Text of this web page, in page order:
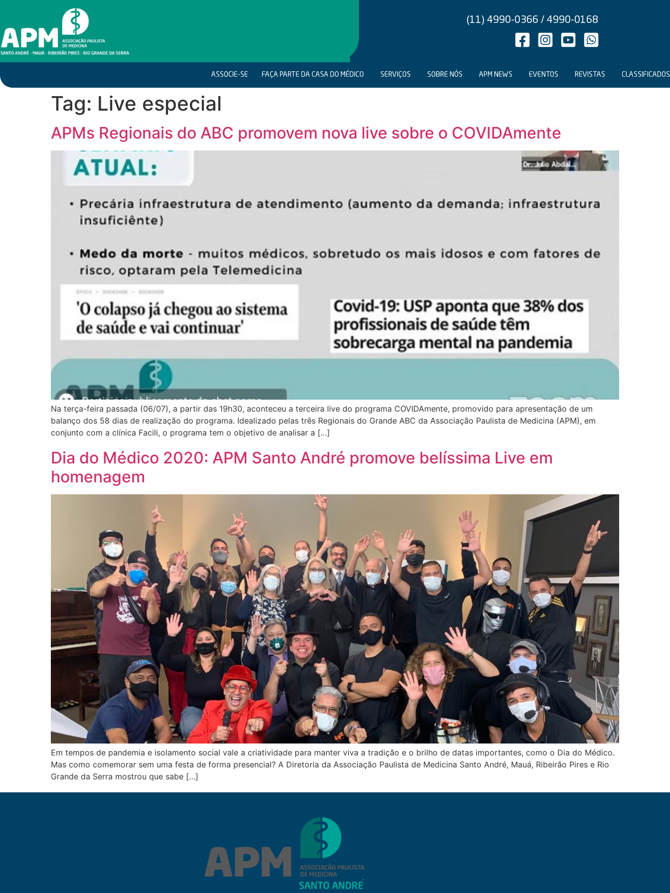
(11) 4990-0366 / 4990-0168
ASSOCIE-SE FAÇA PARTE DA CASA DO MÉDICO SERVIÇOS SOBRE NÓS APM NEWS EVENTOS REVISTAS CLASSIFICADOS
Tag: Live especial
APMs Regionais do ABC promovem nova live sobre o COVIDAmente
Na terça-feira passada (06/07), a partir das 19h30, aconteceu a terceira live do programa COVIDAmente, promovido para apresentação de um
balanço dos 58 dias de realização do programa. Idealizado pelas três Regionais do Grande ABC da Associação Paulista de Medicina (APM), em
conjunto com a clínica Facili, o programa tem o objetivo de analisar a […]
Dia do Médico 2020: APM Santo André promove belíssima Live em
homenagem
Em tempos de pandemia e isolamento social vale a criatividade para manter viva a tradição e o brilho de datas importantes, como o Dia do Médico.
Mas como comemorar sem uma festa de forma presencial? A Diretoria da Associação Paulista de Medicina Santo André, Mauá, Ribeirão Pires e Rio
Grande da Serra mostrou que sabe […]